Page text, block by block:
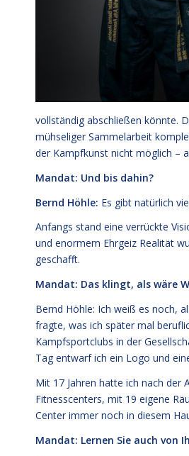
vollständig abschließen könnte.
mühseliger Sammelarbeit
der Kampfkunst nicht möglich –
Mandat: Und bis dahin?
Bernd Höhle: Es gibt natürlich
Anfangs stand eine verrückte
und enormem Ehrgeiz Realität
geschafft.
Mandat: Das klingt, als wäre
Bernd Höhle: Ich weiß es noch,
fragte, was ich später mal
Kampfsportclubs in der
Tag entwarf ich ein Logo und
Mit 17 Jahren hatte ich nach der
Fitnesscenters, mit 19 eigene
Center immer noch in diesem
Mandat: Lernen Sie auch von